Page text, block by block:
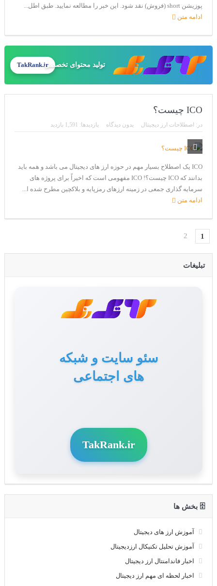
پوزیشن short (فروش) نقد شود. این خبر را مطالعه نمایید. طبق اطل...
ادامه متن
تولید محتوای تخصصیTakRank.ir
ICO چیست؟
در: اصطلاحات ارز دیجیتال بدون دیدگاه بازدیدها: 1,591 بازدید
ICO یک اصطلاح بسیار مهم در حوزه ارز های دیجیتال می باشد و همه باید
بدانند که ICO چیست؟! ICO مفهومی است که اخیراً برای پروژه های
سرمایه گذاری جمعی در زمینه ارزهای رمزپایه و بلاکچین مطرح شده ا...
ادامه متن
1
2
تبلیغات
تولید محتوا برای سایت
و سوشال مدیا
TakRank.ir
🗄 بخش ها
آموزش ارز های دیجیتال
آموزش تحلیل تکنیکال ارزدیجیتال
اخبار فاندامنتال ارز دیجیتال
اخبار لحظه ای مهم ارز دیجیتال